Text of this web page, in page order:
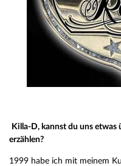
Killa-D, kannst du uns
erzählen?
1999 habe ich mit meinem